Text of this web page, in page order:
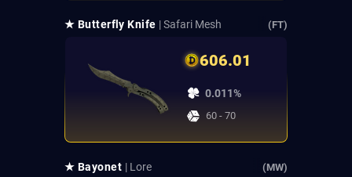
★ Butterfly Knife | Safari Mesh (FT)
606.01
0.011%
60 - 70
★ Bayonet | Lore (MW)